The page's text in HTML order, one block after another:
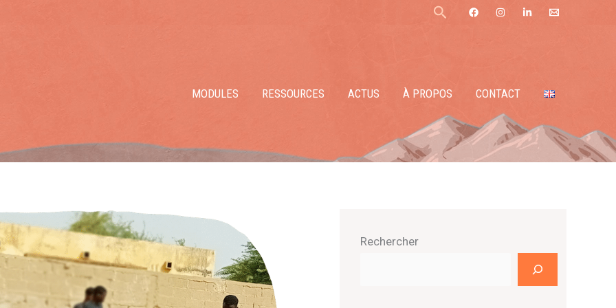
Rechercher
MODULES RESSOURCES ACTUS À PROPOS CONTACT
Rechercher